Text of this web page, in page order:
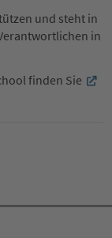
und steht in
in
finden Sie